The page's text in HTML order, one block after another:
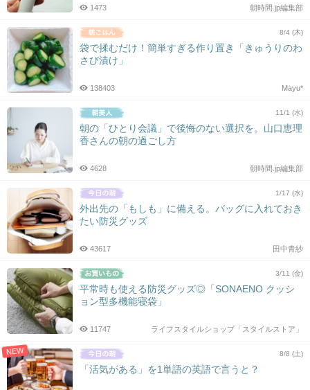
朝時間.jp編集部
1473
8/4 (木)
袋で揉むだけ！簡単すぎる作り置き「きゅうりのわ
さび漬け」
Mayu*
138403
11/1 (水)
朝の「ひとり会議」で後悔のない選択を。山口恵理
香さんの朝の過ごし方
朝時間.jp編集部
4628
1/17 (水)
外出先の「もしも」に備える。バッグに入れておき
たい防災グッズ
田中青紗
43617
3/11 (金)
平常時も使える防災グッズ◎「SONAENO クッシ
ョン型多機能寝袋」
ライフスタイルショップ「スタイルストア」
11747
NEW 8/8 (土)
「活気がある」を1単語の英語で言うと？